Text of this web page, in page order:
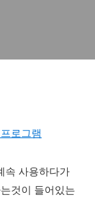
음,천
로그램
속 사용하다가
것이 들어있는